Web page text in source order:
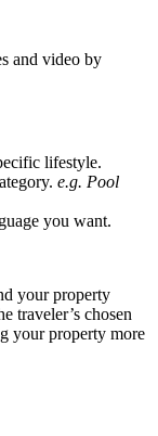
and video by
lifestyle.
e.g. Pool
you want.
your property
traveler’s chosen
your property more